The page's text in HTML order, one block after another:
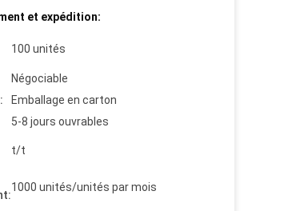
et expédition:
100 unités
Négociable
Emballage en carton
5-8 jours ouvrables
t/t
1000 unités/unités par mois